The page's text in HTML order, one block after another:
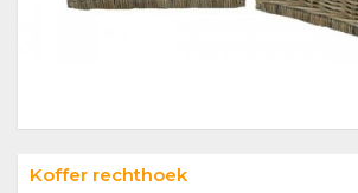
Koffer rechthoek